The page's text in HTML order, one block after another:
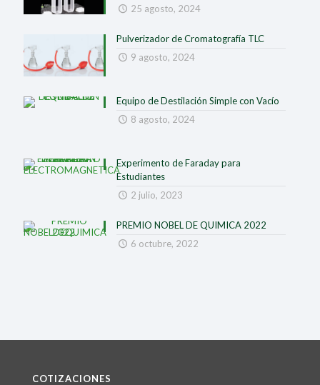
25 agosto, 2024
Pulverizador de Cromatografía TLC
9 agosto, 2024
Equipo de Destilación Simple con Vacío
8 agosto, 2024
Experimento de Faraday para
Estudiantes
2 julio, 2023
PREMIO NOBEL DE QUIMICA 2022
6 octubre, 2022
COTIZACIONES